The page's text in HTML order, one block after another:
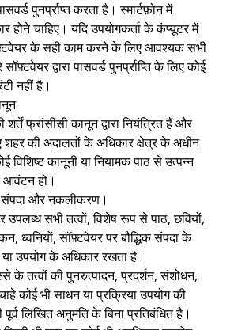
पुनर्प्राप्त करता है। स्मार्टफ़ोन में
होने चाहिए। यदि उपयोगकर्ता के कंप्यूटर में
के सही काम करने के लिए आवश्यक सभी
द्वारा पासवर्ड पुनर्प्राप्ति के लिए कोई
नहीं है।
फ्रांसीसी कानून द्वारा नियंत्रित हैं और
शहर की अदालतों के अधिकार क्षेत्र के अधीन
विशिष्ट कानूनी या नियामक पाठ से उत्पन्न
आवंटन हो।
संपदा और नकलीकरण।
उपलब्ध सभी तत्वों, विशेष रूप से पाठ, छवियों,
ध्वनियों, सॉफ़्टवेयर पर बौद्धिक संपदा के
या उपयोग के अधिकार रखता है।
के तत्वों की पुनरुत्पादन, प्रदर्शन, संशोधन,
कोई भी साधन या प्रक्रिया उपयोग की
लिखित अनुमति के बिना प्रतिबंधित है।